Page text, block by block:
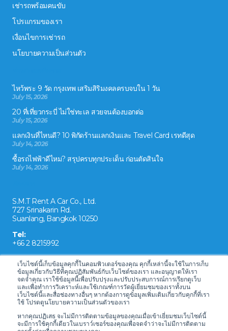
เว็บไซต์นี้เก็บข้อมูลคุกกี้ในคอมพิวเตอร์ของคุณ คุกกี้เหล่านี้จะใช้ในการเก็บ
ข้อมูลเกี่ยวกับวิธีที่คุณปฏิสัมพันธ์กับเว็บไซต์ของเรา และอนุญาตให้เรา
จดจำคุณ เราใช้ข้อมูลนี้เพื่อปรับปรุงและปรับประสบการณ์การเรียกดูเว็บ
และเพื่อทำการวิเคราะห์และใช้เกณฑ์การวัดผู้เยี่ยมชมของเราทั้งบน
เว็บไซต์นี้และสื่อช่องทางอื่นๆ หากต้องการดูข้อมูลเพิ่มเติมเกี่ยวกับคุกกี้ที่เรา
ใช้ โปรดดูนโยบายความเป็นส่วนตัวของเรา
หากคุณปฏิเสธ จะไม่มีการติดตามข้อมูลของคุณเมื่อเข้าเยี่ยมชมเว็บไซต์นี้
จะมีการใช้คุกกี้เดียวในเบราว์เซอร์ของคุณเพื่อจดจำว่าจะไม่มีการติดตาม
เช่ารถพร้อมคนขับ
โปรแกรมของเรา
เงื่อนไขการเช่ารถ
นโยบายความเป็นส่วนตัว
ไหว้พระ 9 วัด กรุงเทพ เสริมสิริมงคลครบจบใน 1 วัน
July 15, 2026
20 ที่เที่ยวกระบี่ ไม่ใช่ทะเล สวยจนต้องบอกต่อ
July 15, 2026
แลกเงินที่ไหนดี? 10 พิกัดร้านแลกเงินและ Travel Card เรทดีสุด
July 14, 2026
ซื้อรถไฟฟ้าดีไหม? สรุปครบทุกประเด็น ก่อนตัดสินใจ
July 14, 2026
S.M.T Rent A Car Co., Ltd.
727 Srinakarin Rd.
Suanlang, Bangkok 10250
Tel:
+66 2 8215992
Email:
reservation@drivecarrental.com